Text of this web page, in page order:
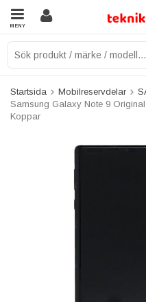
MENY
Startsida Mobilreservdelar
Samsung Galaxy Note 9
Koppar